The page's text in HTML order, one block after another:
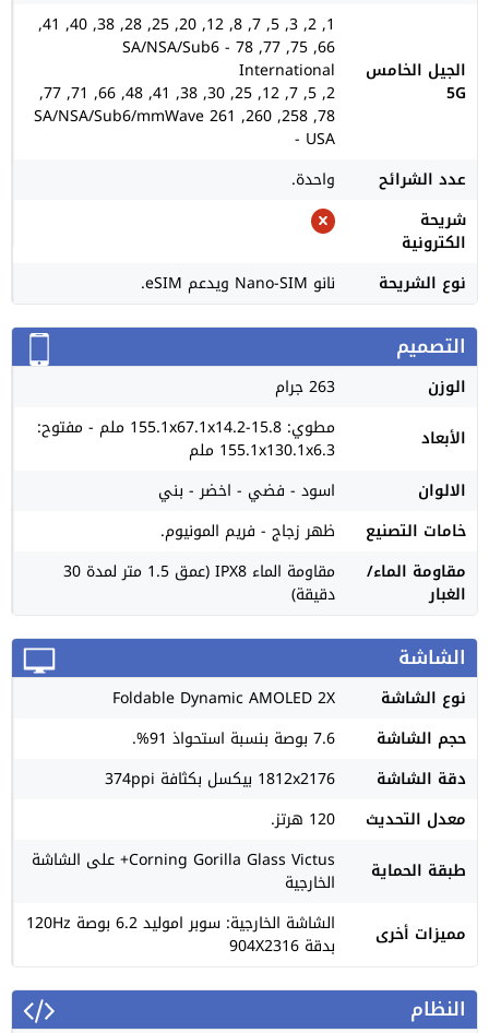
الجيل الخامس
5G
1, 2, 3, 5, 7, 8, 12, 20, 25, 28, 38, 40, 41,
66, 75, 77, 78 SA/NSA/Sub6 -
International
2, 5, 7, 12, 25, 30, 38, 41, 48, 66, 71, 77,
78, 258, 260, 261 SA/NSA/Sub6/mmWave
- USA
عدد الشرائح
واحدة.
شريحة
الكترونية
نوع الشريحة
نانو Nano-SIM ويدعم eSIM.
التصميم
الوزن
263 جرام
الأبعاد
مطوي: 155.1x67.1x14.2-15.8 ملم - مفتوح:
155.1x130.1x6.3 ملم
الالوان
اسود - فضي - اخضر - بني
خامات التصنيع
ظهر زجاج - فريم المونيوم.
مقاومة الماء/
الغبار
مقاومة الماء IPX8 (عمق 1.5 متر لمدة 30
دقيقة)
الشاشة
نوع الشاشة
Foldable Dynamic AMOLED 2X
حجم الشاشة
7.6 بوصة بنسبة استحواذ 91%.
دقة الشاشة
1812x2176 بيكسل بكثافة 374ppi
معدل التحديث
120 هرتز.
طبقة الحماية
Corning Gorilla Glass Victus+ على الشاشة
الخارجية
مميزات أخرى
الشاشة الخارجية: سوبر اموليد 6.2 بوصة 120Hz
بدقة 904X2316
النظام